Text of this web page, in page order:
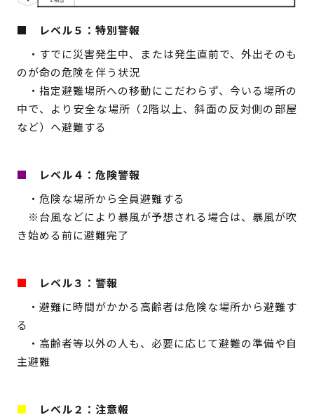
■ レベル５：特別警報
・すでに災害発生中、または発生直前で、外出そのも
のが命の危険を伴う状況
・指定避難場所への移動にこだわらず、今いる場所の
中で、より安全な場所（2階以上、斜面の反対側の部屋
など）へ避難する
■
レベル４：危険警報
・危険な場所から全員避難する
※台風などにより暴風が予想される場合は、暴風が吹
き始める前に避難完了
■
レベル３：警報
・避難に時間がかかる高齢者は危険な場所から避難す
る
・高齢者等以外の人も、必要に応じて避難の準備や自
主避難
■ レベル２：注意報